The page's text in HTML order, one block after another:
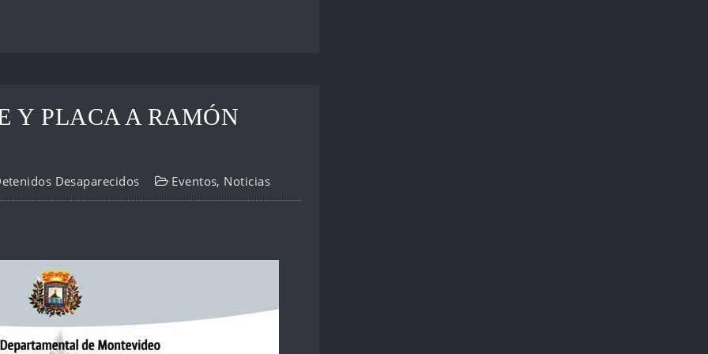
Y PLACA A RAMÓN
Desaparecidos Eventos, Noticias